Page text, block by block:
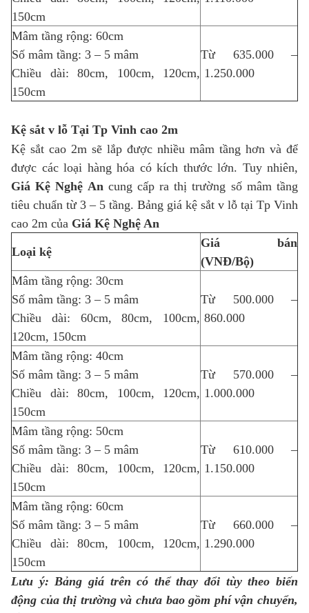
150cm
Mâm tầng rộng: 60cm
Số mâm tầng: 3 – 5 mâm
Chiều dài: 80cm, 100cm, 120cm,
150cm
Từ 635.000 –
1.250.000
Kệ sắt v lỗ Tại Tp Vinh cao 2m
Kệ sắt cao 2m sẽ lắp được nhiều mâm tầng hơn và để
được các loại hàng hóa có kích thước lớn. Tuy nhiên,
Giá Kệ Nghệ An cung cấp ra thị trường số mâm tầng
tiêu chuẩn từ 3 – 5 tầng. Bảng giá kệ sắt v lỗ tại Tp Vinh
cao 2m của Giá Kệ Nghệ An
Loại kệ
Giá bán
(VNĐ/Bộ)
Mâm tầng rộng: 30cm
Số mâm tầng: 3 – 5 mâm
Chiều dài: 60cm, 80cm, 100cm,
120cm, 150cm
Từ 500.000 –
860.000
Mâm tầng rộng: 40cm
Số mâm tầng: 3 – 5 mâm
Chiều dài: 80cm, 100cm, 120cm,
150cm
Từ 570.000 –
1.000.000
Mâm tầng rộng: 50cm
Số mâm tầng: 3 – 5 mâm
Chiều dài: 80cm, 100cm, 120cm,
150cm
Từ 610.000 –
1.150.000
Mâm tầng rộng: 60cm
Số mâm tầng: 3 – 5 mâm
Chiều dài: 80cm, 100cm, 120cm,
150cm
Từ 660.000 –
1.290.000
Lưu ý: Bảng giá trên có thể thay đổi tùy theo biến
động của thị trường và chưa bao gồm phí vận chuyển,